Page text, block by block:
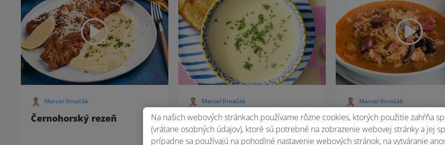
Marcel Ihnačák
Černohorský rezeň
Marcel Ihnačák
Krémová cesnačka
Marcel Ihnačák
Vianočná kapustnica
Na našich webových stránkach používame rôzne cookies, ktorých použitie zahŕňa
(vrátane osobných údajov), ktoré sú potrebné na zobrazenie webovej stránky a jej
prípadne sa používajú na pohodlné nastavenie webových stránok, na vytváranie